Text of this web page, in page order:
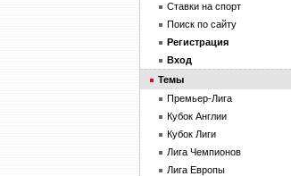
Ставки на спорт
Поиск по сайту
Регистрация
Вход
Темы
Премьер-Лига
Кубок Англии
Кубок Лиги
Лига Чемпионов
Лига Европы